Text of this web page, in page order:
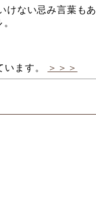
ない忌み言葉も
ます。
＞＞＞